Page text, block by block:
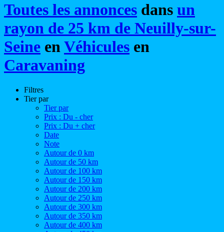
Toutes les annonces dans un
rayon de 25 km de Neuilly-sur-
Seine enVéhicules en
Caravaning
Filtres
Tier par
Tier par
Prix : Du - cher
Prix : Du + cher
Date
Note
Autour de 0 km
Autour de 50 km
Autour de 100 km
Autour de 150 km
Autour de 200 km
Autour de 250 km
Autour de 300 km
Autour de 350 km
Autour de 400 km